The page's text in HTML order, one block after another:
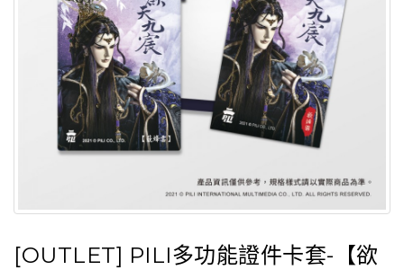
[OUTLET] PILI多功能證件卡套-【欲